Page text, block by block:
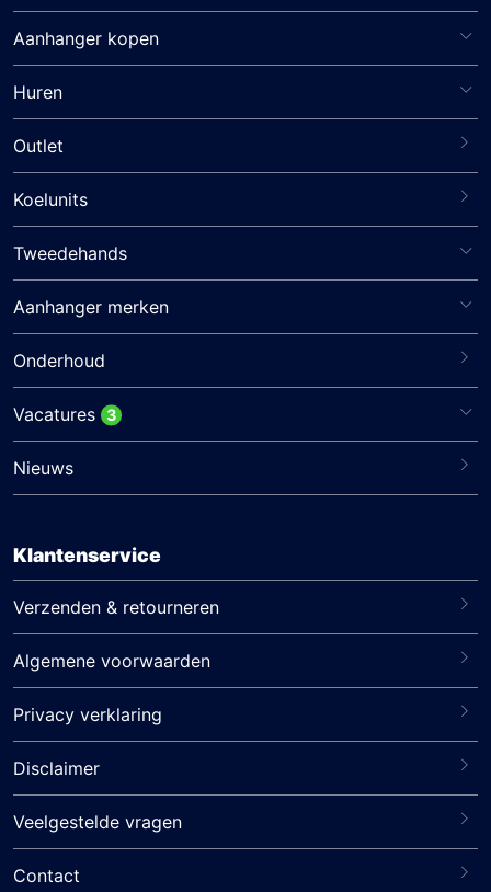
Aanhanger kopen
Huren
Outlet
Koelunits
Tweedehands
Aanhanger merken
Onderhoud
Vacatures 3
Nieuws
Klantenservice
Verzenden & retourneren
Algemene voorwaarden
Privacy verklaring
Disclaimer
Veelgestelde vragen
Contact